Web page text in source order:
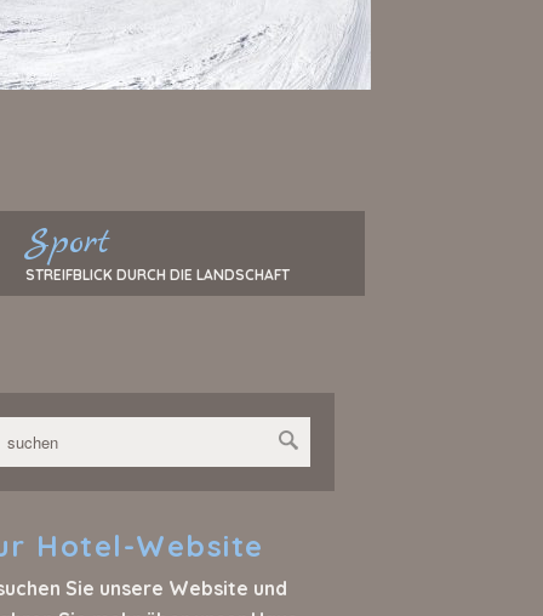
Sport
STREIFBLICK DURCH DIE LANDSCHAFT
Hotel-Website
Sie unsere Website und